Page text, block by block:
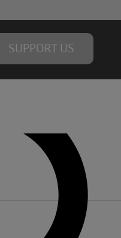
SUPPORT US